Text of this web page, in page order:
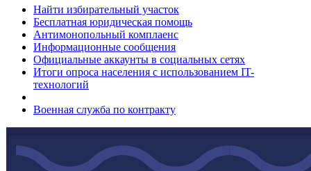
Найти избирательный участок
Бесплатная юридическая помощь
Антимонопольный комплаенс
Информационные сообщения
Официальные аккаунты в социальных сетях
Итоги опроса населения с использованием IT-
технологий
Военная служба по контракту